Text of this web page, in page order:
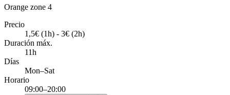
Orange zone 4
Precio
1,5€ (1h) - 3€ (2h)
Duración máx.
11h
Días
Mon–Sat
Horario
09:00–20:00